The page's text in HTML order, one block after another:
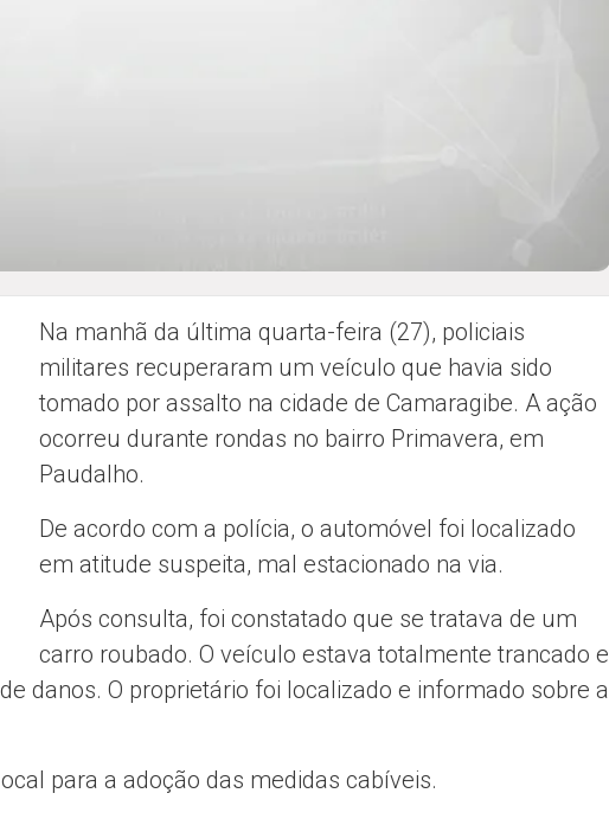
Na manhã da última quarta-feira (27), policiais
militares recuperaram um veículo que havia sido
tomado por assalto na cidade de Camaragibe. A ação
ocorreu durante rondas no bairro Primavera, em
Paudalho.
De acordo com a polícia, o automóvel foi localizado
em atitude suspeita, mal estacionado na via.
Após consulta, foi constatado que se tratava de um
carro roubado. O veículo estava totalmente trancado e
danos. O proprietário foi localizado e informado sobre a
para a adoção das medidas cabíveis.